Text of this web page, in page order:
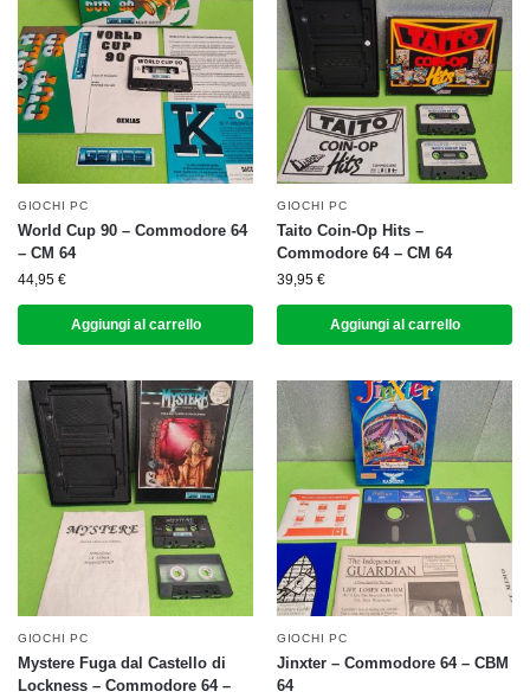
GIOCHI PC
World Cup 90 – Commodore 64
– CM 64
44,95 €
Aggiungi al carrello
GIOCHI PC
Taito Coin-Op Hits –
Commodore 64 – CM 64
39,95 €
Aggiungi al carrello
GIOCHI PC
Mystere Fuga dal Castello di
Lockness – Commodore 64 –
GIOCHI PC
Jinxter – Commodore 64 – CBM
64